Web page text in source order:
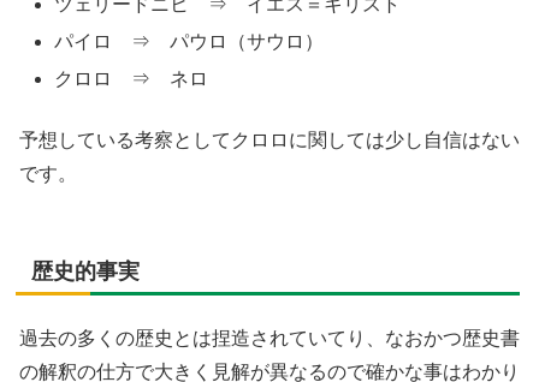
ツェリードニヒ ⇒ イエス＝キリスト
パイロ ⇒ パウロ（サウロ）
クロロ ⇒ ネロ
予想している考察としてクロロに関しては少し自信はない
です。
歴史的事実
過去の多くの歴史とは捏造されていてり、なおかつ歴史書
の解釈の仕方で大きく見解が異なるので確かな事はわかり